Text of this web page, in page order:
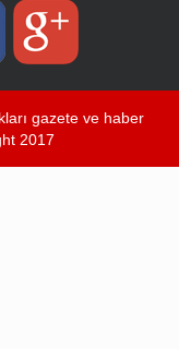
gazete ve haber
2017